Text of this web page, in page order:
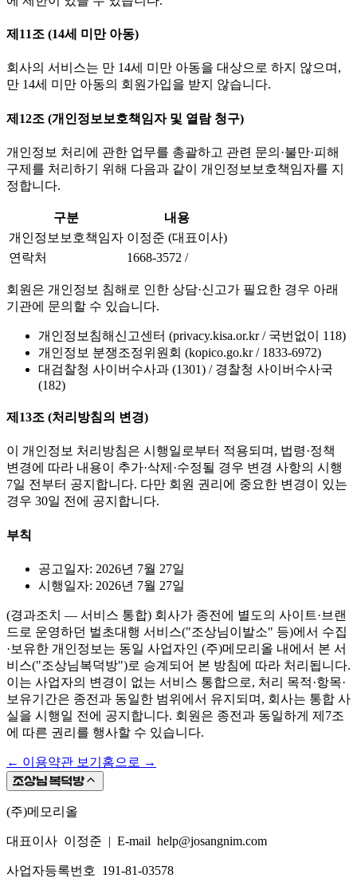
제11조 (14세 미만 아동)
회사의 서비스는 만 14세 미만 아동을 대상으로 하지 않으며,
만 14세 미만 아동의 회원가입을 받지 않습니다.
제12조 (개인정보보호책임자 및 열람 청구)
개인정보 처리에 관한 업무를 총괄하고 관련 문의·불만·피해
구제를 처리하기 위해 다음과 같이 개인정보보호책임자를 지
정합니다.
구분
내용
개인정보보호책임자 이정준 (대표이사)
연락처
1668-3572 /
회원은 개인정보 침해로 인한 상담·신고가 필요한 경우 아래
기관에 문의할 수 있습니다.
개인정보침해신고센터 (privacy.kisa.or.kr / 국번없이 118)
개인정보 분쟁조정위원회 (kopico.go.kr / 1833-6972)
대검찰청 사이버수사과 (1301) / 경찰청 사이버수사국
(182)
제13조 (처리방침의 변경)
이 개인정보 처리방침은 시행일로부터 적용되며, 법령·정책
변경에 따라 내용이 추가·삭제·수정될 경우 변경 사항의 시행
7일 전부터 공지합니다. 다만 회원 권리에 중요한 변경이 있는
경우 30일 전에 공지합니다.
부칙
공고일자: 2026년 7월 27일
시행일자: 2026년 7월 27일
(경과조치 — 서비스 통합) 회사가 종전에 별도의 사이트·브랜
드로 운영하던 벌초대행 서비스("조상님이발소" 등)에서 수집
·보유한 개인정보는 동일 사업자인 (주)메모리올 내에서 본 서
비스("조상님복덕방")로 승계되어 본 방침에 따라 처리됩니다.
이는 사업자의 변경이 없는 서비스 통합으로, 처리 목적·항목·
보유기간은 종전과 동일한 범위에서 유지되며, 회사는 통합 사
실을 시행일 전에 공지합니다. 회원은 종전과 동일하게 제7조
에 따른 권리를 행사할 수 있습니다.
← 이용약관 보기 홈으로 →
(주)메모리올
대표이사 이정준 | E-mail help@josangnim.com
사업자등록번호 191-81-03578